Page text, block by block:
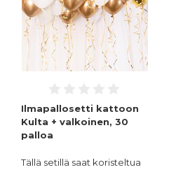
Ilmapallosetti kattoon
Kulta + valkoinen, 30
palloa
Tällä setillä saat koristeltua